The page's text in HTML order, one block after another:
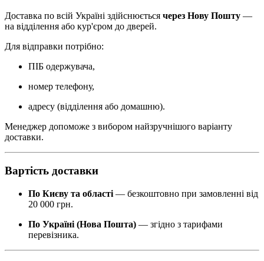
Доставка по всій Україні здійснюється через Нову Пошту —
на відділення або кур'єром до дверей.
Для відправки потрібно:
ПІБ одержувача,
номер телефону,
адресу (відділення або домашню).
Менеджер допоможе з вибором найзручнішого варіанту
доставки.
Вартість доставки
По Києву та області — безкоштовно при замовленні від
20 000 грн.
По Україні (Нова Пошта) — згідно з тарифами
перевізника.